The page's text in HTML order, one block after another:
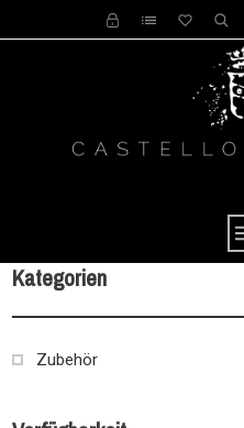
Kategorien
Zubehör